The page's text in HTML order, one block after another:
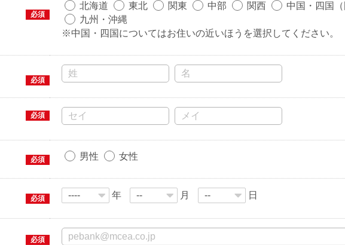
必須
北海道 東北 関東 中部 関西 中国・四国（
九州・沖縄
※中国・四国についてはお住いの近いほうを選択してください。
必須
必須
必須 男性 女性
必須 年 月 日
必須